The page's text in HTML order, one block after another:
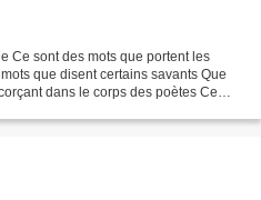
Ce sont des mots que portent les
que disent certains savants Que
dans le corps des poètes Ce